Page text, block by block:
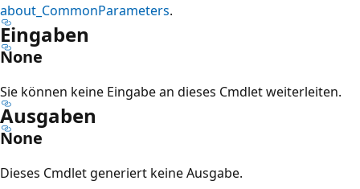
about_CommonParameters.
Eingaben
None
Sie können keine Eingabe an dieses Cmdlet weiterleiten.
Ausgaben
None
Dieses Cmdlet generiert keine Ausgabe.